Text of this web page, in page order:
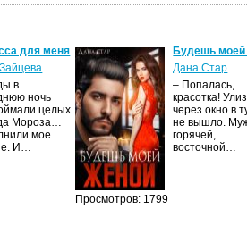
для меня
в
ночь
целых
Мороза…
мое
И…
Просмотров: 1799
Будешь моей
Дана Стар
– Попалась,
красотка!
через окно в
не вышло.
горячей,
восточной…